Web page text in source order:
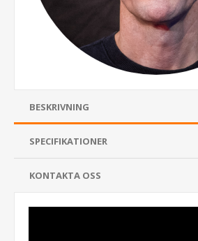
BESKRIVNING
SPECIFIKATIONER
KONTAKTA OSS